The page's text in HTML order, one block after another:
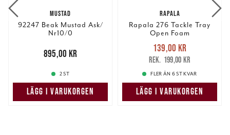
MUSTAD
92247 Beak Mustad Ask/
Nr10/0
895,00 kr
895,00 kr
2 ST
LÄGG I VARUKORGEN
RAPALA
Rapala 276 Tackle Tray
Open Foam
Nuvarande pris
139,00 krTidigare pris
199,00 kr
139,00 kr
199,00 kr
FLER ÄN 6 ST KVAR
LÄGG I VARUKORGEN